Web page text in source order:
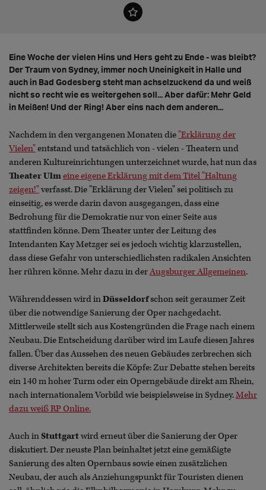
Eine Woche der vielen Hins und Hers geht zu Ende - was bleibt?
Der Traum von Sydney, immer noch Uneinigkeit in Halle und
auch in Bad Godesberg steht man achselzuckend da und weiß
nicht so recht wie es weitergehen soll... Aber dafür: Mehr Geld
in Meißen! Und der Ring! Aber eins nach dem anderen...
Nachdem in den vergangenen Monaten die"Erklärung der
Vielen"entstand und tatsächlich von - vielen - Theatern und
anderen Kultureinrichtungen unterzeichnet wurde, hat nun das
Theater Ulmeine eigene Erklärung mit dem Titel "Haltung
zeigen!"verfasst. Die "Erklärung der Vielen" sei politisch zu
einseitig, es werde darin davon ausgegangen, dass eine
Bedrohung für die Demokratie nur von einer Seite aus
stattfinden könne. Dem Theater unter der Leitung des
Intendanten Kay Metzger sei es jedoch wichtig klarzustellen,
dass diese Gefahr von unterschiedlichsten radikalen Ansichten
her rühren könne. Mehr dazu in derAugsburger Allgemeinen.
Währenddessen wird inDüsseldorfschon seit geraumer Zeit
über die notwendige Sanierung der Oper nachgedacht.
Mittlerweile stellt sich aus Kostengründen die Frage nach einem
Neubau. Die Entscheidung darüber wird im Laufe diesen Jahres
fallen. Über das Aussehen des neuen Gebäudes zerbrechen sich
diverse Architekten bereits die Köpfe: Zur Debatte stehen bereits
ein 140 m hoher Turm oder ein Operngebäude direkt am Rhein,
nach internationalem Vorbild wie beispielsweise in Sydney.Mehr
dazu weiß RP Online.
Auch inStuttgartwird erneut über die Sanierung der Oper
diskutiert. Der neuste Plan beinhaltet jetzt eine gemäßigte
Sanierung des alten Opernbaus sowie einen zusätzlichen
Neubau, der auch als Anziehungspunkt für Touristen dienen